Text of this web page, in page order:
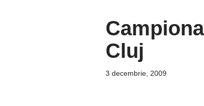
Cluj
3 decembrie, 2009